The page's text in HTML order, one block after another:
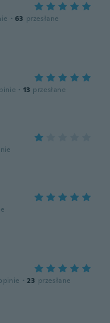
· 63 przesłane
· 13 przesłane
· 23 przesłane